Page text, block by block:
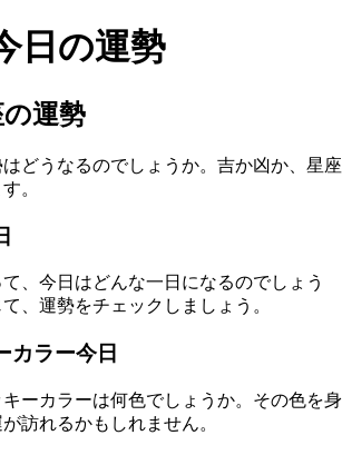
日の運勢
運勢
どうなるのでしょうか。吉か凶か、星座
。
、今日はどんな一日になるのでしょう
、運勢をチェックしましょう。
カラー今日
ーカラーは何色でしょうか。その色を身
訪れるかもしれません。